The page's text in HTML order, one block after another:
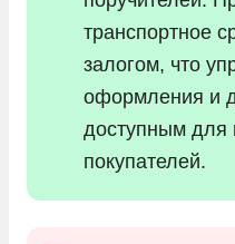
транспортное
залогом, что
оформления и
доступным для
покупателей.